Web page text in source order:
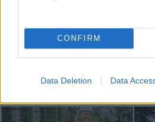
CONFIRM
Data Deletion Data
Maskavaspretgaisa
aizsardzība izturējusi
analītiķi izdara